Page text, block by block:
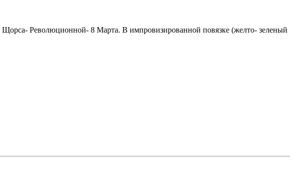
Революционной- 8 Марта. В импровизированной повязке (желто- зеленый